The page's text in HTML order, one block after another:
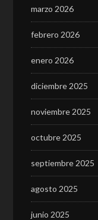
marzo 2026
febrero 2026
enero 2026
diciembre 2025
noviembre 2025
octubre 2025
septiembre 2025
agosto 2025
junio 2025